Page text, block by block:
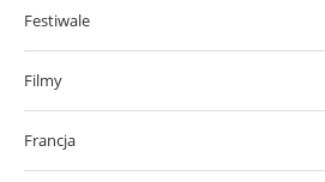
Festiwale
Filmy
Francja